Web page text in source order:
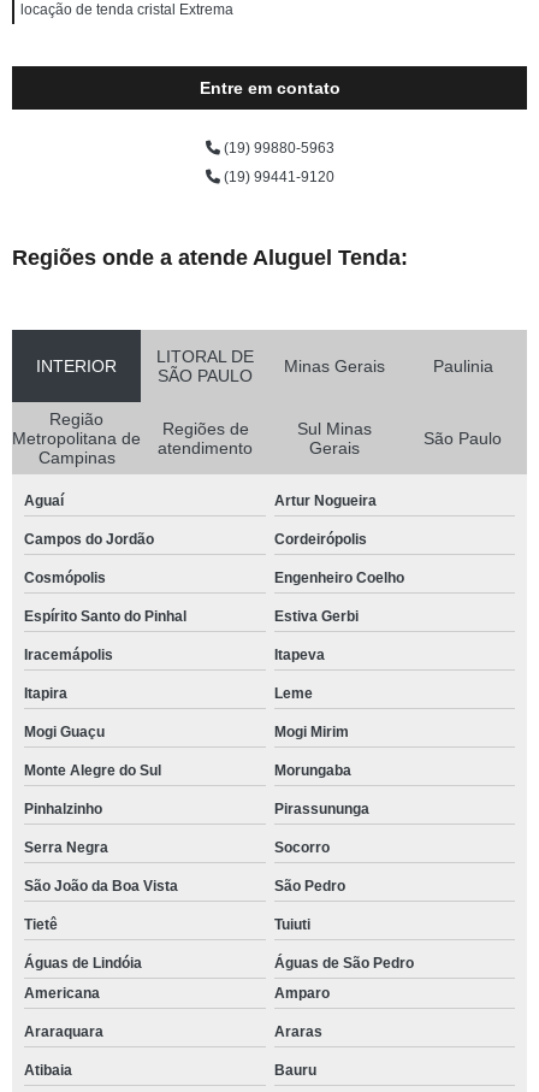
locação de tenda cristal Extrema
Entre em contato
(19) 99880-5963
(19) 99441-9120
Regiões onde a atende Aluguel Tenda:
INTERIOR
LITORAL DE
SÃO PAULO
Minas Gerais Paulinia
Região
Metropolitana de
Campinas
Regiões de
atendimento
Sul Minas
Gerais
São Paulo
Aguaí Artur Nogueira
Campos do Jordão Cordeirópolis
Cosmópolis Engenheiro Coelho
Espírito Santo do Pinhal Estiva Gerbi
Iracemápolis Itapeva
Itapira Leme
Mogi Guaçu Mogi Mirim
Monte Alegre do Sul Morungaba
Pinhalzinho Pirassununga
Serra Negra Socorro
São João da Boa Vista São Pedro
Tietê Tuiuti
Águas de Lindóia
Águas de São Pedro
Americana
Amparo
Araraquara Araras
Atibaia Bauru